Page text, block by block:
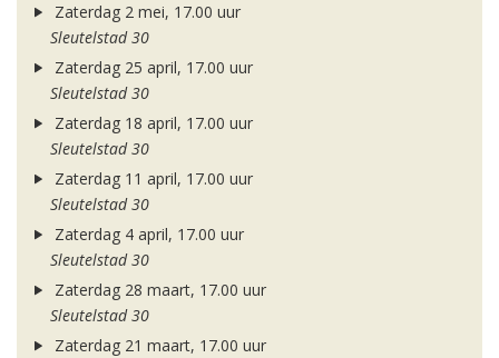
Zaterdag 2 mei, 17.00 uur
Sleutelstad 30
Zaterdag 25 april, 17.00 uur
Sleutelstad 30
Zaterdag 18 april, 17.00 uur
Sleutelstad 30
Zaterdag 11 april, 17.00 uur
Sleutelstad 30
Zaterdag 4 april, 17.00 uur
Sleutelstad 30
Zaterdag 28 maart, 17.00 uur
Sleutelstad 30
Zaterdag 21 maart, 17.00 uur